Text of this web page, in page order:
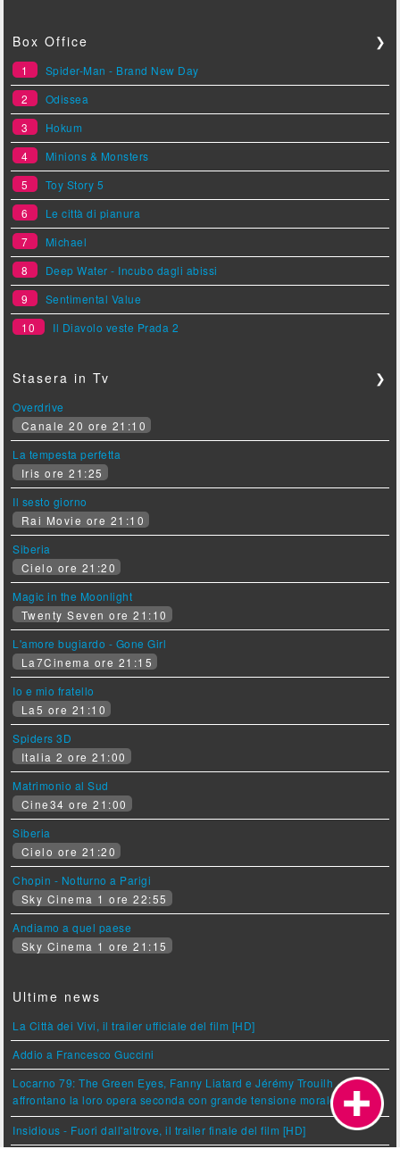
Box Office ❯
1
Spider-Man - Brand New Day
2
Odissea
3
Hokum
4
Minions & Monsters
5
Toy Story 5
6
Le città di pianura
7
Michael
8
Deep Water - Incubo dagli abissi
9
Sentimental Value
10
Il Diavolo veste Prada 2
Stasera in Tv ❯
Overdrive
Canale 20 ore 21:10
La tempesta perfetta
Iris ore 21:25
Il sesto giorno
Rai Movie ore 21:10
Siberia
Cielo ore 21:20
Magic in the Moonlight
Twenty Seven ore 21:10
L'amore bugiardo - Gone Girl
La7Cinema ore 21:15
Io e mio fratello
La5 ore 21:10
Spiders 3D
Italia 2 ore 21:00
Matrimonio al Sud
Cine34 ore 21:00
Siberia
Cielo ore 21:20
Chopin - Notturno a Parigi
Sky Cinema 1 ore 22:55
Andiamo a quel paese
Sky Cinema 1 ore 21:15
Ultime news
La Città dei Vivi, il trailer ufficiale del film [HD]
Addio a Francesco Guccini
Locarno 79: The Green Eyes, Fanny Liatard e Jérémy Trouilh
affrontano la loro opera seconda con grande tensione morale
Insidious - Fuori dall'altrove, il trailer finale del film [HD]